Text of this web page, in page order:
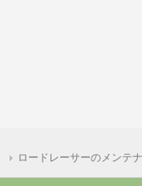
ロードレーサーのメンテ